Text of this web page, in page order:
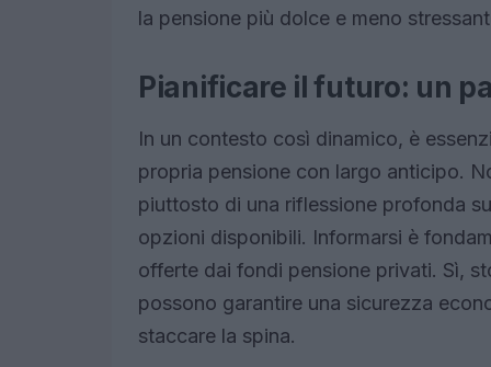
la pensione più dolce e meno
Pianificare il futuro: un
In un contesto così dinamico, è
propria pensione con largo anticipo.
piuttosto di una riflessione profonda
opzioni disponibili. Informarsi è
offerte dai fondi pensione privati. Sì,
possono garantire una sicurezza
staccare la spina.